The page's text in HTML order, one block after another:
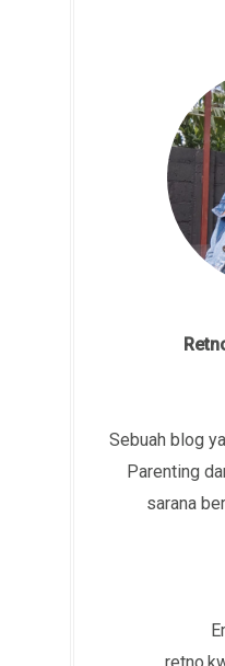
Sebuah blog
Parenting
sarana